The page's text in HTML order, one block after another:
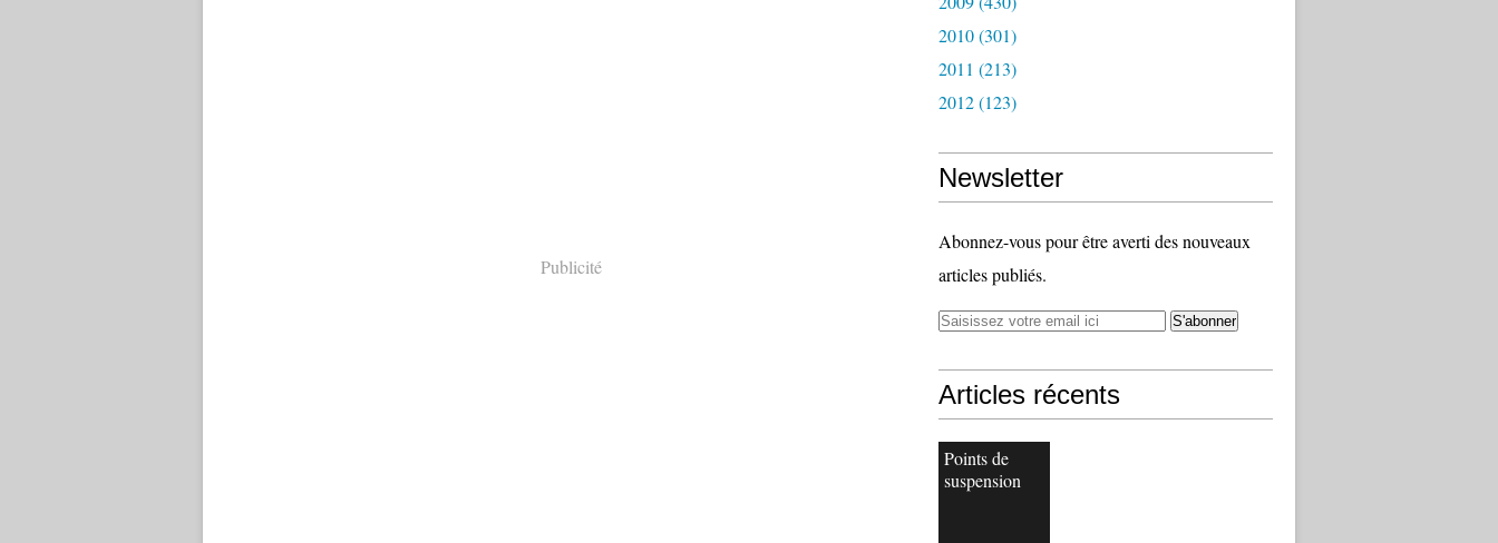
Publicité
2010(301)
2011 (213)
2012(123)
Newsletter
Abonnez-vous pour être averti des nouveaux
articles publiés.
Articles récents
Points de
suspension